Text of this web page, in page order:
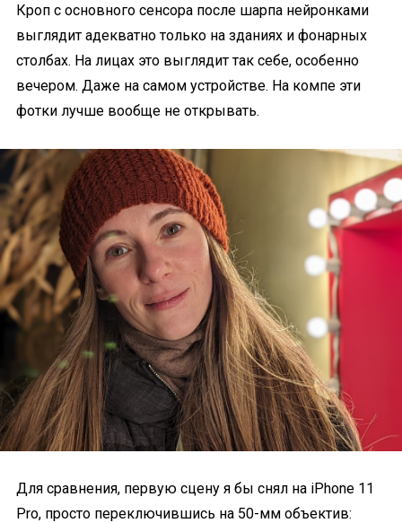
Кроп с основного сенсора после шарпа нейронками
выглядит адекватно только на зданиях и фонарных
столбах. На лицах это выглядит так себе, особенно
вечером. Даже на самом устройстве. На компе эти
фотки лучше вообще не открывать.
Для сравнения, первую сцену я бы снял на iPhone 11
Pro, просто переключившись на 50-мм объектив: